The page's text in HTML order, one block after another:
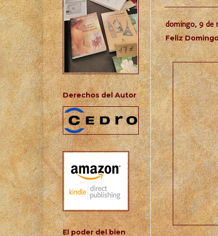
domingo, 9 de
Feliz
Derechos del Autor
El poder del bien